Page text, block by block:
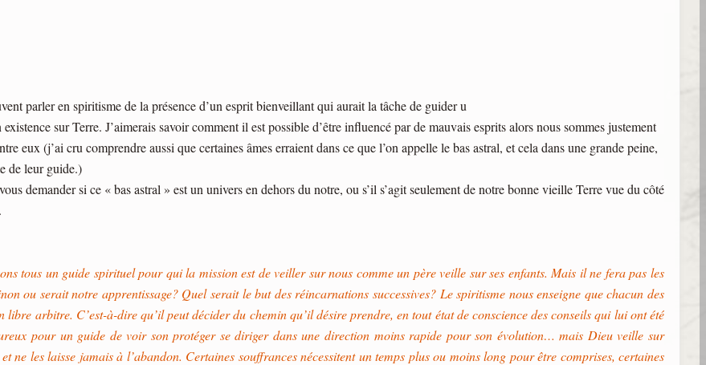
parler en spiritisme de la présence d’un esprit bienveillant qui aurait la tâche de guider u
sur Terre. J’aimerais savoir comment il est possible d’être influencé par de mauvais esprits alors nous sommes justement
eux (j’ai cru comprendre aussi que certaines âmes erraient dans ce que l’on appelle le bas astral, et cela dans une grande peine,
de leur guide.)
demander si ce « bas astral » est un univers en dehors du notre, ou s’il s’agit seulement de notre bonne vieille Terre vue du côté
tous un guide spirituel pour qui la mission est de veiller sur nous comme un père veille sur ses enfants. Mais il ne fera pas les
ou serait notre apprentissage? Quel serait le but des réincarnations successives? Le spiritisme nous enseigne que chacun des
libre arbitre. C’est-à-dire qu’il peut décider du chemin qu’il désire prendre, en tout état de conscience des conseils qui lui ont été
pour un guide de voir son protéger se diriger dans une direction moins rapide pour son évolution… mais Dieu veille sur
ne les laisse jamais à l’abandon. Certaines souffrances nécessitent un temps plus ou moins long pour être comprises, certaines